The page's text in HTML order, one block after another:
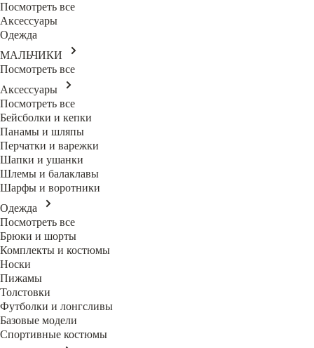
Посмотреть все
Аксессуары
Одежда
МАЛЬЧИКИ
Посмотреть все
Аксессуары
Посмотреть все
Бейсболки и кепки
Панамы и шляпы
Перчатки и варежки
Шапки и ушанки
Шлемы и балаклавы
Шарфы и воротники
Одежда
Посмотреть все
Брюки и шорты
Комплекты и костюмы
Носки
Пижамы
Толстовки
Футболки и лонгсливы
Базовые модели
Спортивные костюмы